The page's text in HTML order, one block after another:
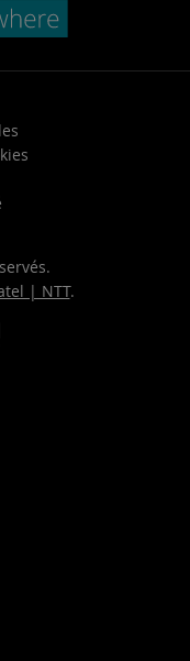
| NTT.